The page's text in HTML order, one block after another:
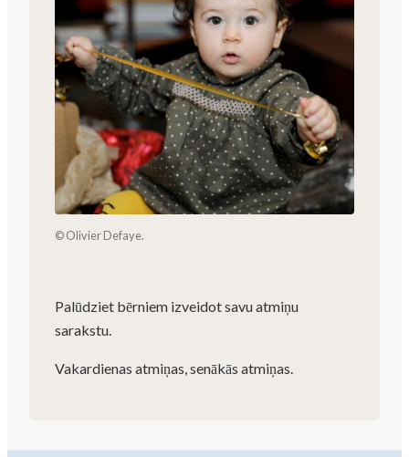
© Olivier Defaye.
Palūdziet bērniem izveidot savu atmiņu
sarakstu.
Vakardienas atmiņas, senākās atmiņas.